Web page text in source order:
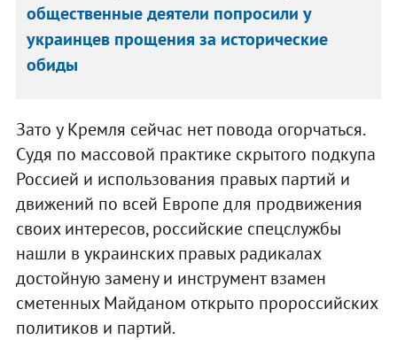
общественные деятели попросили у
украинцев прощения за исторические
обиды
Зато у Кремля сейчас нет повода огорчаться.
Судя по массовой практике скрытого подкупа
Россией и использования правых партий и
движений по всей Европе для продвижения
своих интересов, российские спецслужбы
нашли в украинских правых радикалах
достойную замену и инструмент взамен
сметенных Майданом открыто пророссийских
политиков и партий.